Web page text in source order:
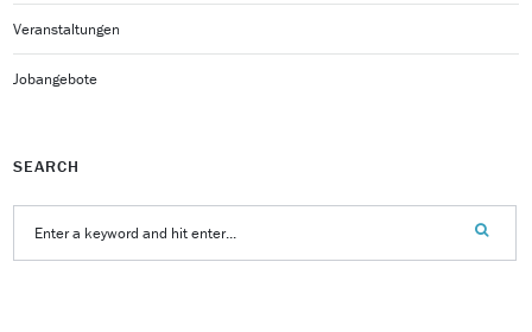
Veranstaltungen
Jobangebote
SEARCH